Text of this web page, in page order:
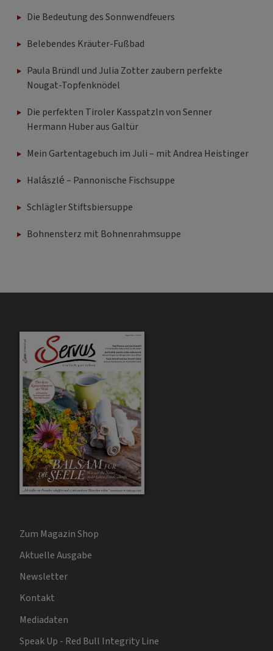
Die Bedeutung des Sonnwendfeuers
Belebendes Kräuter-Fußbad
Paula Bründl und Julia Zotter zaubern perfekte
Nougat-Topfenknödel
Die perfekten Tiroler Kasspatzln von Senner
Hermann Huber aus Galtür
Mein Gartentagebuch im Juli – mit Andrea Heistinger
Halászlé – Pannonische Fischsuppe
Schlägler Stiftsbiersuppe
Bohnensterz mit Bohnenrahmsuppe
Zum Magazin Shop
Aktuelle Ausgabe
Newsletter
Kontakt
Mediadaten
Speak Up - Red Bull Integrity Line